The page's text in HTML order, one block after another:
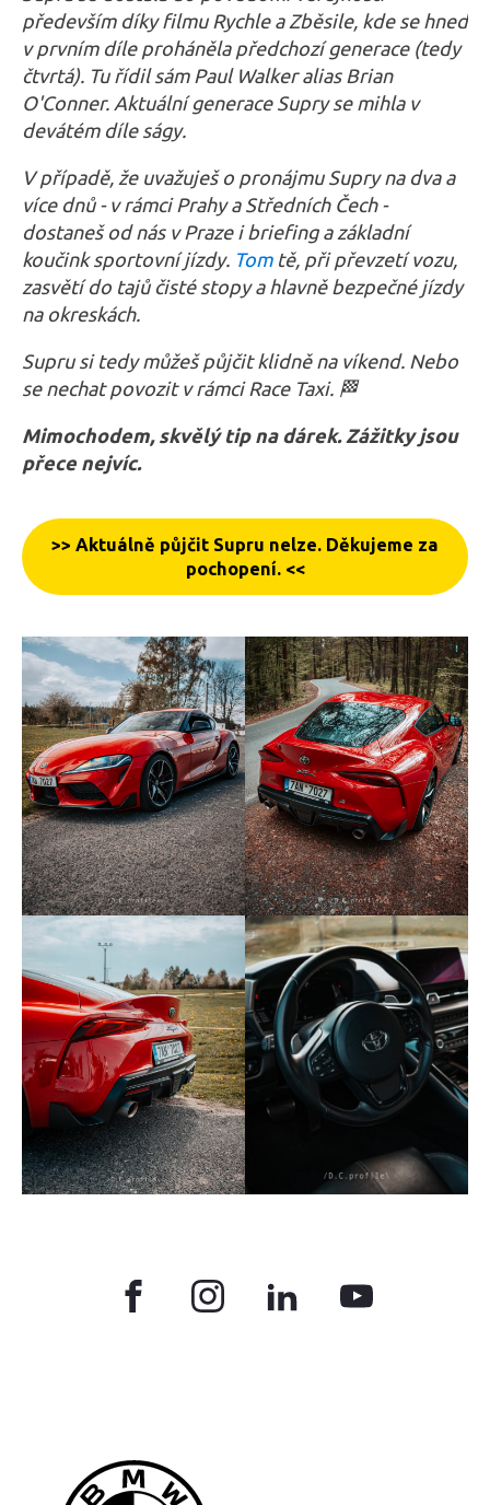
především díky filmu Rychle a Zběsile, kde se hned
v prvním díle proháněla předchozí generace (tedy
čtvrtá). Tu řídil sám Paul Walker alias Brian
O'Conner. Aktuální generace Supry se mihla v
devátém díle ságy.
V případě, že uvažuješ o pronájmu Supry na dva a
více dnů - v rámci Prahy a Středních Čech -
dostaneš od nás v Praze i briefing a základní
koučink sportovní jízdy. Tomtě, při převzetí vozu,
zasvětí do tajů čisté stopy a hlavně bezpečné jízdy
na okreskách.
Supru si tedy můžeš půjčit klidně na víkend. Nebo
se nechat povozit v rámci Race Taxi. 🏁
Mimochodem, skvělý tip na dárek. Zážitky jsou
přece nejvíc.
>> Aktuálně půjčit Supru nelze. Děkujeme za
pochopení. <<